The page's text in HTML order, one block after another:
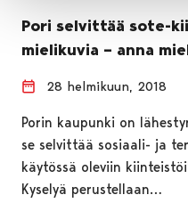
Pori selvittää sote-
mielikuvia – anna
28 helmikuun, 2018
Porin kaupunki on
se selvittää sosiaali- ja
käytössä oleviin
Kyselyä perustellaan…